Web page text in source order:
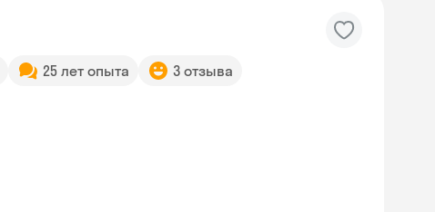
25 лет опыта 3 отзыва